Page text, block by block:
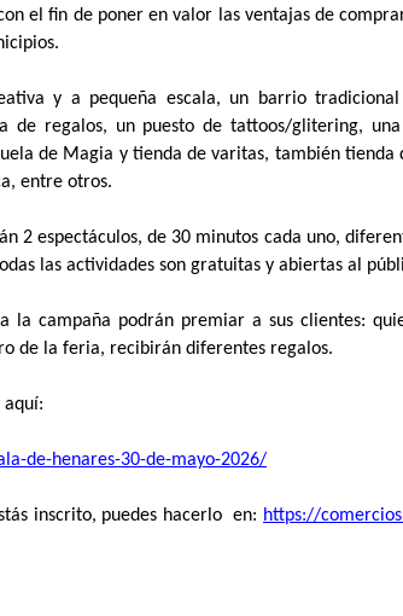
el fin de poner en valor las ventajas de
y a pequeña escala, un barrio tradicional
de regalos, un puesto de tattoos/glitering,
de Magia y tienda de varitas, también tienda
entre otros.
2 espectáculos, de 30 minutos cada uno,
las actividades son gratuitas y abiertas al
la campaña podrán premiar a sus clientes:
de la feria, recibirán diferentes regalos.
aquí:
de-henares-30-de-mayo-2026/
inscrito, puedes hacerlo en: https://